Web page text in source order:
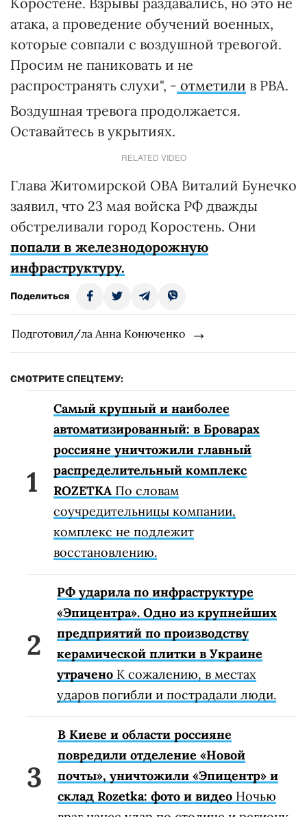
атака, а проведение обучений военных,
которые совпали с воздушной тревогой.
Просим не паниковать и не
распространять слухи", - отметили в РВА.
Воздушная тревога продолжается.
Оставайтесь в укрытиях.
RELATED VIDEO
Глава Житомирской ОВА Виталий Бунечко
заявил, что 23 мая войска РФ дважды
обстреливали город Коростень. Они
попали в железнодорожную
инфраструктуру.
Поделиться
Подготовил/ла Анна Конюченко
СМОТРИТЕ СПЕЦТЕМУ:
Самый крупный и наиболее
автоматизированный: в Броварах
россияне уничтожили главный
распределительный комплекс
ROZETKA По словам
соучредительницы компании,
комплекс не подлежит
восстановлению.
РФ ударила по инфраструктуре
«Эпицентра». Одно из крупнейших
предприятий по производству
керамической плитки в Украине
утрачено К сожалению, в местах
ударов погибли и пострадали люди.
В Киеве и области россияне
повредили отделение «Новой
почты», уничтожили «Эпицентр» и
склад Rozetka: фото и видео Ночью